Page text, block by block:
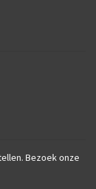
Bezoek onze